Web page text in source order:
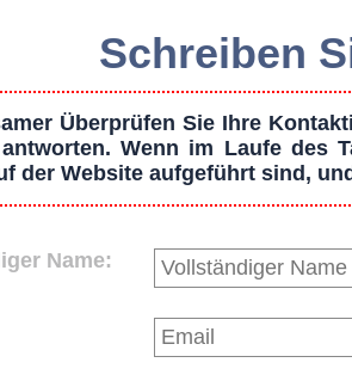
Schreiben
Überprüfen Sie Ihre
Wenn im Laufe des
der Website aufgeführt sind,
Name: